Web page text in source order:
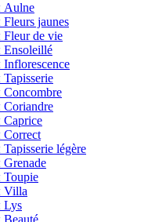
Aulne
jaunes
de vie
légère
Villa
Lys